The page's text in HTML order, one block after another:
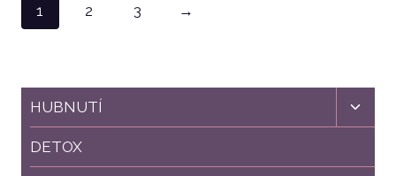
1 2 3 →
HUBNUTÍ
child
DETOX